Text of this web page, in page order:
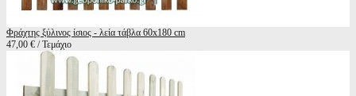
Φράχτης ξύλινος ίσιος - λεία τάβλα 60x180 cm
47,00 € / Τεμάχιο